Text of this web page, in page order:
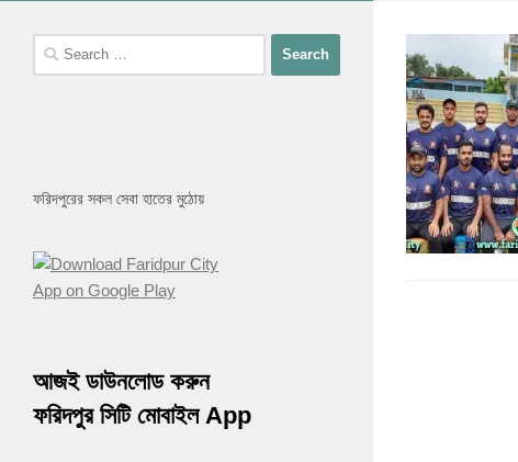
Search
for:
ফরিদপুরের সকল সেবা হাতের মুঠোয়
আজই ডাউনলোড করুন
ফরিদপুর সিটি মোবাইল App